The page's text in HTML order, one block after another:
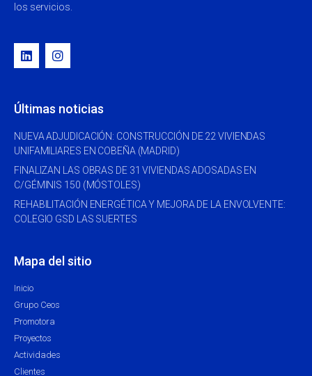
los servicios.
Últimas noticias
NUEVA ADJUDICACIÓN: CONSTRUCCIÓN DE 22 VIVIENDAS
UNIFAMILIARES EN COBEÑA (MADRID)
FINALIZAN LAS OBRAS DE 31 VIVIENDAS ADOSADAS EN
C/GÉMINIS 150 (MÓSTOLES)
REHABILITACIÓN ENERGÉTICA Y MEJORA DE LA ENVOLVENTE:
COLEGIO GSD LAS SUERTES
Mapa del sitio
Inicio
Grupo Ceos
Promotora
Proyectos
Actividades
Clientes